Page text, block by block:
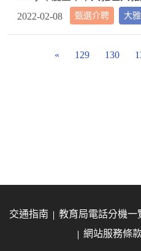
甄選介聘 大
2022-02-08
« 129 130
交通指南 教育局電話分機一
網站服務條